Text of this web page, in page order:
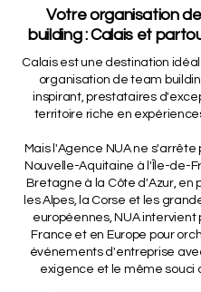
Votre organisation
building : Calais et
Calais est une destination
organisation de team
inspirant, prestataires
territoire riche en
Mais l'Agence NUA ne s'arrête
Nouvelle-Aquitaine à l'Île-de-
Bretagne à la Côte d'Azur, en
les Alpes, la Corse et les
européennes, NUA intervient
France et en Europe pour
événements d'entreprise
exigence et le même souci